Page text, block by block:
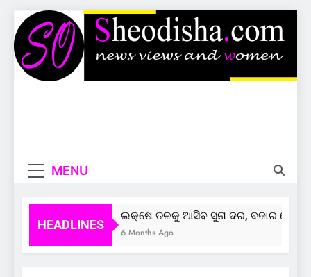
Skip
to
content
MENU
HEADLINES
ଲକ୍ଷେ ତଳକୁ ଆସିବ ସୁନା ଦର, ବଜାର ଦେଲାଣି
6 Months Ago